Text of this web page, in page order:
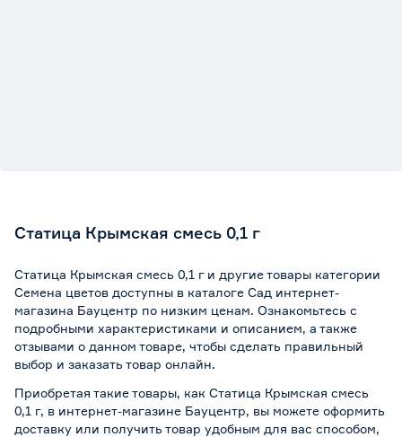
Статица Крымская смесь 0,1 г
Статица Крымская смесь 0,1 г и другие товары категории
Семена цветов доступны в каталоге Сад интернет-
магазина Бауцентр по низким ценам. Ознакомьтесь с
подробными характеристиками и описанием, а также
отзывами о данном товаре, чтобы сделать правильный
выбор и заказать товар онлайн.
Приобретая такие товары, как Статица Крымская смесь
0,1 г, в интернет-магазине Бауцентр, вы можете оформить
доставку или получить товар удобным для вас способом,